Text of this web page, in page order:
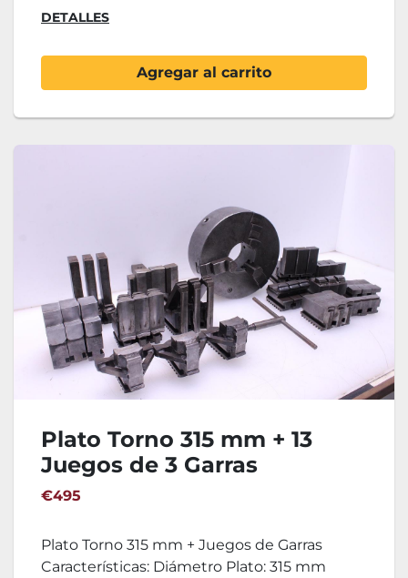
DETALLES
Agregar al carrito
Plato Torno 315 mm + 13
Juegos de 3 Garras
€495
Plato Torno 315 mm + Juegos de Garras
Características: Diámetro Plato: 315 mm